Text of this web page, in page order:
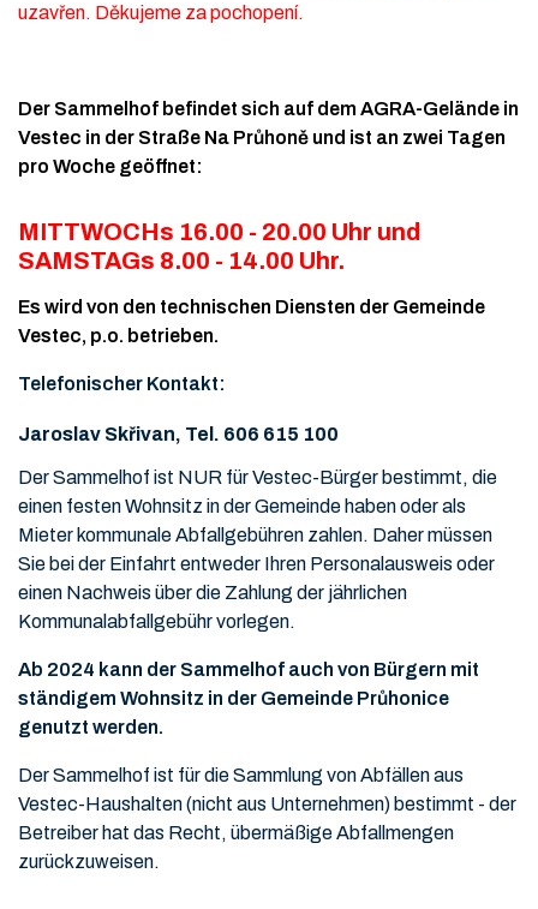
uzavřen. Děkujeme za pochopení.
Der Sammelhof befindet sich auf dem AGRA-Gelände in
Vestec in der Straße Na Průhoně und ist an zwei Tagen
pro Woche geöffnet:
MITTWOCHs 16.00 - 20.00 Uhr und
SAMSTAGs 8.00 - 14.00 Uhr.
Es wird von den technischen Diensten der Gemeinde
Vestec, p.o. betrieben.
Telefonischer Kontakt:
Jaroslav Skřivan, Tel. 606 615 100
Der Sammelhof ist NUR für Vestec-Bürger bestimmt, die
einen festen Wohnsitz in der Gemeinde haben oder als
Mieter kommunale Abfallgebühren zahlen. Daher müssen
Sie bei der Einfahrt entweder Ihren Personalausweis oder
einen Nachweis über die Zahlung der jährlichen
Kommunalabfallgebühr vorlegen.
Ab 2024 kann der Sammelhof auch von Bürgern mit
ständigem Wohnsitz in der Gemeinde Průhonice
genutzt werden.
Der Sammelhof ist für die Sammlung von Abfällen aus
Vestec-Haushalten (nicht aus Unternehmen) bestimmt - der
Betreiber hat das Recht, übermäßige Abfallmengen
zurückzuweisen.